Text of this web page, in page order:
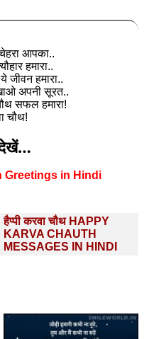
आपका..
हमारा..
जीवन हमारा..
अपनी सूरत..
सफल हमारा!
चौथ!
Greetings in Hindi
हैप्पी करवा चौथ HAPPY
KARVA CHAUTH
MESSAGES IN HINDI